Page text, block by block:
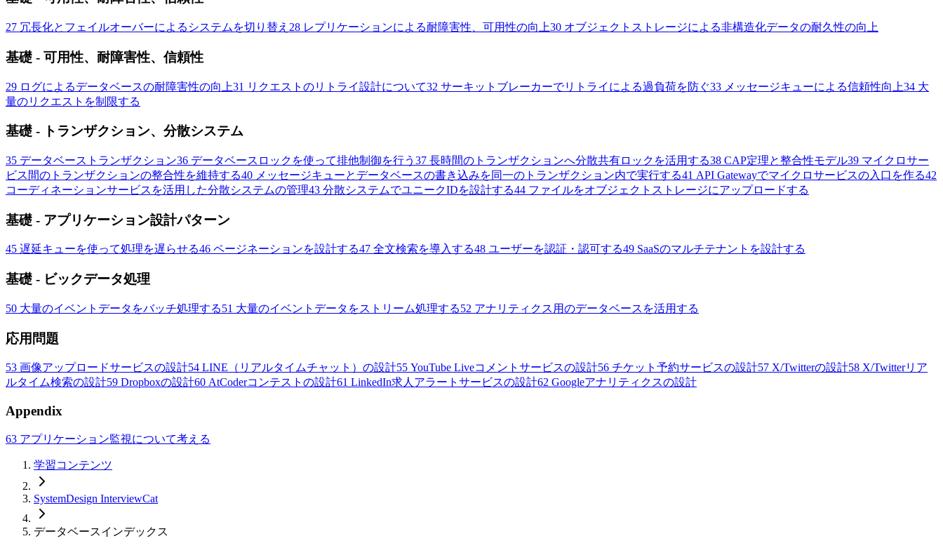
27 冗長化とフェイルオーバーによるシステムを切り替え 28 レプリケーションによる耐障害性、可用性の向上30 オブジェクトストレージによる非構造化データの耐久性の向上
基礎 - 可用性、耐障害性、信頼性
29 ログによるデータベースの耐障害性の向上31 リクエストのリトライ設計について32 サーキットブレーカーでリトライによる過負荷を防ぐ33 メッセージキューによる信頼性向上34 大
量のリクエストを制限する
基礎 - トランザクション、分散システム
35 データベーストランザクション36 データベースロックを使って排他制御を行う 37 長時間のトランザクションへ分散共有ロックを活用する38 CAP定理と整合性モデル39 マイクロサー
ビス間のトランザクションの整合性を維持する40 メッセージキューとデータベースの書き込みを同一のトランザクション内で実行する41 API Gatewayでマイクロサービスの入口を作る42
コーディネーションサービスを活用した分散システムの管理43 分散システムでユニークIDを設計する44 ファイルをオブジェクトストレージにアップロードする
基礎 - アプリケーション設計パターン
45 遅延キューを使って処理を遅らせる46 ページネーションを設計する47 全文検索を導入する48 ユーザーを認証・認可する49 SaaSのマルチテナントを設計する
基礎 - ビックデータ処理
50 大量のイベントデータをバッチ処理する51 大量のイベントデータをストリーム処理する52 アナリティクス用のデータベースを活用する
応用問題
53 画像アップロードサービスの設計54 LINE（リアルタイムチャット）の設計55 YouTube Liveコメントサービスの設計56 チケット予約サービスの設計57 X/Twitterの設計58 X/Twitterリア
ルタイム検索の設計59 Dropboxの設計60 AtCoderコンテストの設計61 LinkedIn求人アラートサービスの設計62 Googleアナリティクスの設計
Appendix
63 アプリケーション監視について考える
学習コンテンツ
SystemDesign InterviewCat
データベースインデックス